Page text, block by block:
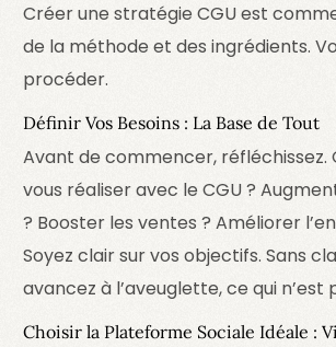
Créer une stratégie CGU est
de la méthode et des ingrédients.
procéder.
Définir Vos Besoins : La Base de Tout
Avant de commencer, réfléchissez.
vous réaliser avec le CGU ?
? Booster les ventes ? Améliorer
Soyez clair sur vos objectifs. Sans
avancez à l’aveuglette, ce qui n’est
Choisir la Plateforme Sociale Idéale :